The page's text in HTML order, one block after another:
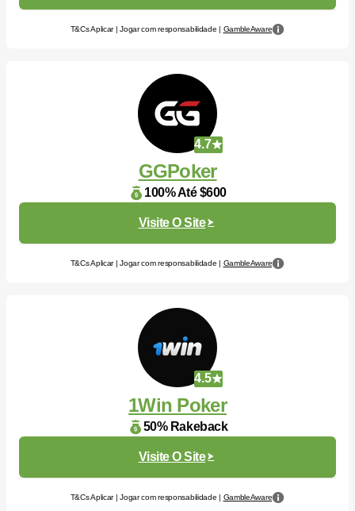
T&Cs Aplicar | Jogar com responsabilidade | GambleAware
4.7
GGPoker
100% Até $600
Visite O Site
T&Cs Aplicar | Jogar com responsabilidade | GambleAware
4.5
1Win Poker
50% Rakeback
Visite O Site
T&Cs Aplicar | Jogar com responsabilidade | GambleAware